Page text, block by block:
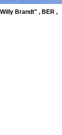
Brandt" , BER ,